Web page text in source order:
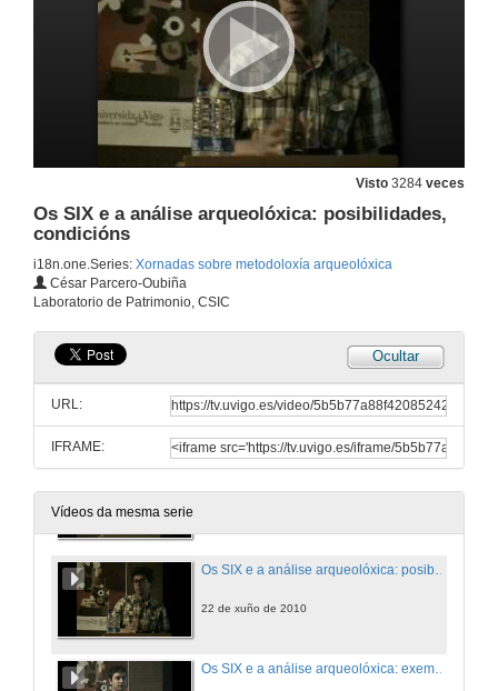
Visto 3284 veces
Os SIX e a análise arqueolóxica: posibilidades,
condicións
i18n.one.Series: Xornadas sobre metodoloxía arqueolóxica
César Parcero-Oubiña
Laboratorio de Patrimonio, CSIC
Ocultar
URL:
IFRAME:
Vídeos da mesma serie
21 de xuño de 2010
Aproximación á análise espacial en arqueoloxía
21 de xuño de 2010
Arqueoloxía dos espazos domésticos
22 de xuño de 2010
Os SIX e a análise arqueolóxica: exemplo